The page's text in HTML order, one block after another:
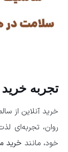
تجربه
خرید آنلاین از
روان،
خود، مانند خرید